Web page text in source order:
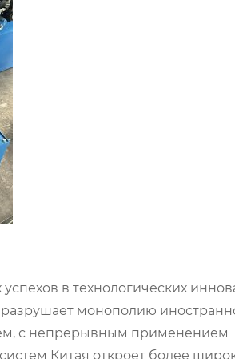
в технологических
монополию
с непрерывным применением
Китая откроет более